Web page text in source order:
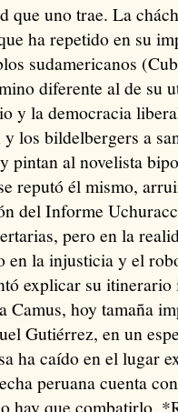
que uno trae. La
ha repetido en su
sudamericanos
diferente al de su
y la democracia
los bildelbergers a
pintan al novelista
reputó él mismo,
del Informe
pero en la
en la injusticia y el
explicar su
Camus, hoy tamaña
Gutiérrez, en un
ha caído en el lugar
peruana cuenta